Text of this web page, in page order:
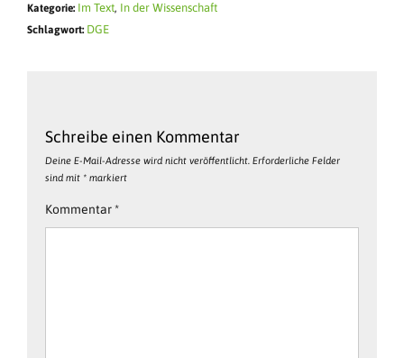
Kategorie: Im Text, In der Wissenschaft
Schlagwort: DGE
Schreibe einen Kommentar
Deine E-Mail-Adresse wird nicht veröffentlicht. Erforderliche Felder
sind mit * markiert
Kommentar*